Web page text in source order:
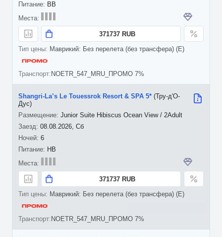
BB
371737 RUB
Маврикий: Без перелета (без трансфера) (E)
NOETR_547_MRU_ПРОМО 7%
08.08.2026, Сб
6
Shangri-La’s Le Touessrok Resort & SPA 5* (Тру-д'О-
Дус)
Junior Suite Hibiscus Ocean View / 2Adult
HB
371737 RUB
Маврикий: Без перелета (без трансфера) (E)
NOETR_547_MRU_ПРОМО 7%